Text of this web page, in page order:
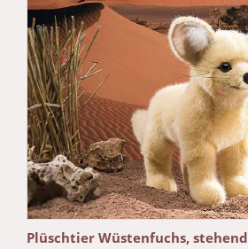
Plüschtier Wüstenfuchs, stehend